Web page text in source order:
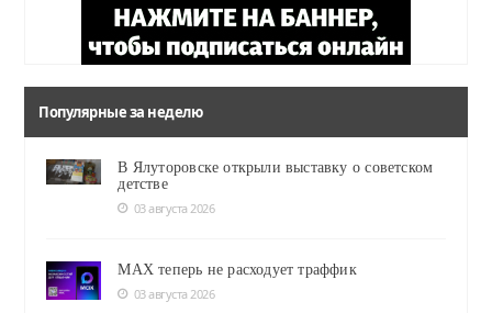
Популярные за неделю
В Ялуторовске открыли выставку о советском
детстве
03 августа 2026
MAX теперь не расходует траффик
03 августа 2026